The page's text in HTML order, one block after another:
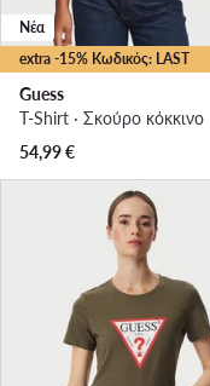
extra -15% Κωδικός: LAST
Νέα
Guess
T-Shirt · Σκούρο κόκκινο
54,99€